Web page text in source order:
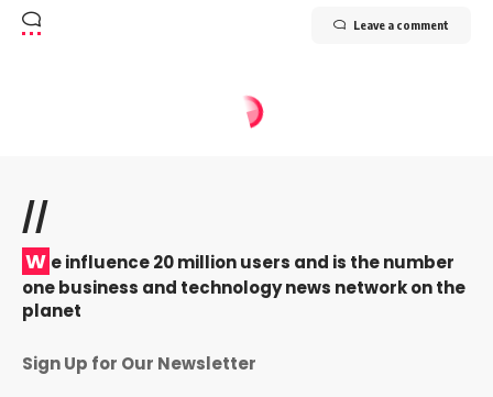
Leave a comment
//
W e influence 20 million users and is the number
one business and technology news network on the
planet
Sign Up for Our Newsletter